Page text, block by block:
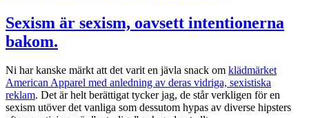
Sexism är sexism, oavsett intentionerna
bakom.
Ni har kanske märkt att det varit en jävla snack om klädmärket
American Apparel med anledning av deras vidriga, sexistiska
reklam. Det är helt berättigat tycker jag, de står verkligen för en
sexism utöver det vanliga som dessutom hypas av diverse hipsters